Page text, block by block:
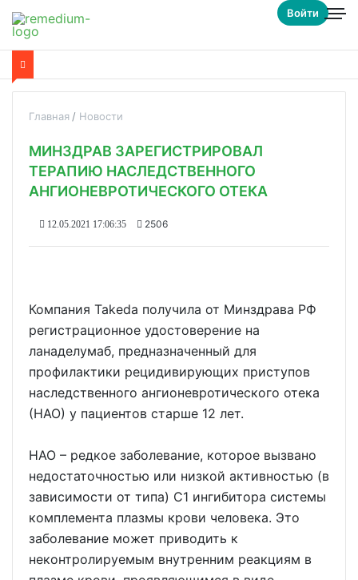
Войти
Главная Новости
МИНЗДРАВ ЗАРЕГИСТРИРОВАЛ
ТЕРАПИЮ НАСЛЕДСТВЕННОГО
АНГИОНЕВРОТИЧЕСКОГО ОТЕКА
12.05.2021 17:06:35 2506
Компания Takeda получила от Минздрава РФ
регистрационное удостоверение на
ланаделумаб, предназначенный для
профилактики рецидивирующих приступов
наследственного ангионевротического отека
(НАО) у пациентов старше 12 лет.
НАО – редкое заболевание, которое вызвано
недостаточностью или низкой активностью (в
зависимости от типа) С1 ингибитора системы
комплемента плазмы крови человека. Это
заболевание может приводить к
неконтролируемым внутренним реакциям в